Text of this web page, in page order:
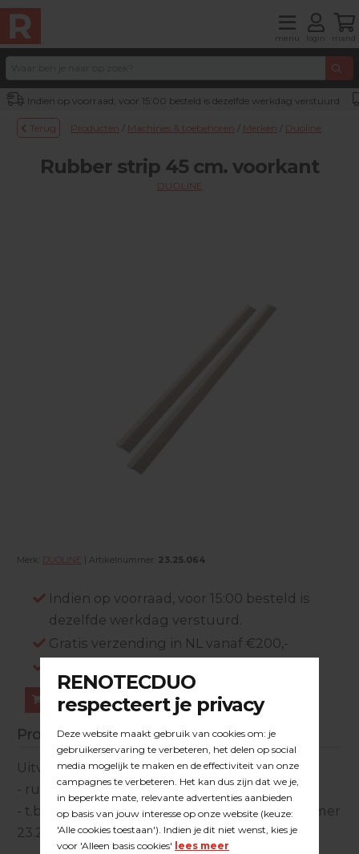
menu login mand
Indien op voorraad, voor 15:00 besteld is dezelfde werkdag verstuurd
Terug Producten / Machines & toebehoren / Merken / Duoline
Rubber strip 45 cm. voorkant
DUOLINE
Merk: DUOLINE | Artikelnummer: 23.25.064
Indien op voorraad, voor 15:00 besteld is
dezelfde werkdag verstuurd.
Gratis verzending in NL vanaf €200,-
Bestellen
Productinformatie
Uitvoering
- rubber strip 45 cm. lang
- t.b.v. parketzuigmond voorkant (artikelnummer
23.25.059 en 23.01.047)